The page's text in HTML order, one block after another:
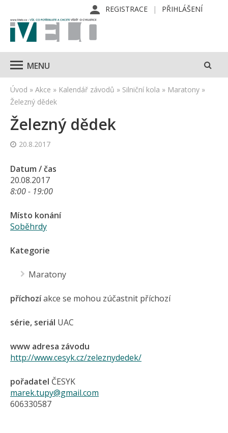
REGISTRACE PŘIHLÁŠENÍ
MENU
Úvod » Akce » Kalendář závodů » Silniční kola » Maratony »
Železný dědek
Železný dědek
20.8.2017
Datum / čas
20.08.2017
8:00 - 19:00
Místo konání
Soběhrdy
Kategorie
Maratony
příchozíakce se mohou zúčastnit příchozí
série, seriál UAC
www adresa závodu
http://www.cesyk.cz/zeleznydedek/
pořadatel ČESYK
marek.tupy@gmail.com
606330587